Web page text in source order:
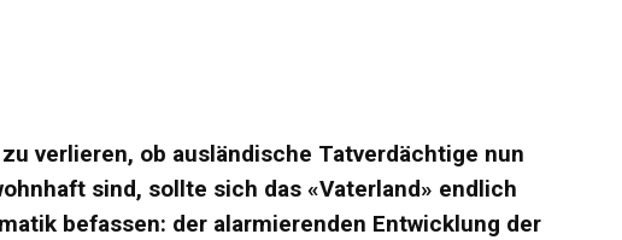
verlieren, ob ausländische Tatverdächtige nun
sind, sollte sich das «Vaterland» endlich
befassen: der alarmierenden Entwicklung der